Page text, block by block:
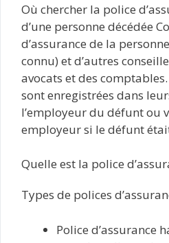
Où chercher la police
d’une personne décédée
d’assurance de la
connu) et d’autres
avocats et des
sont enregistrées dans
l’employeur du défunt ou
employeur si le défunt
Quelle est la police
Types de polices
Police d’assurance